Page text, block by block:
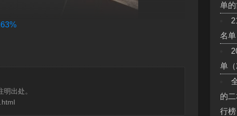
出处。
单
名单
单（
的
行榜